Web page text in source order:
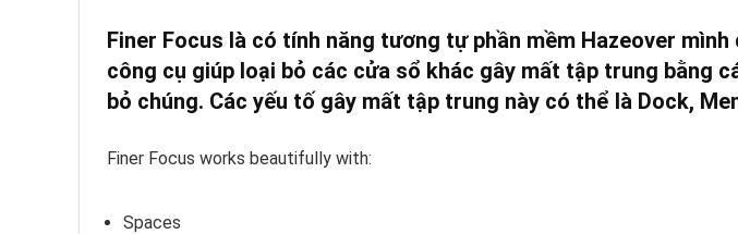
Finer Focus là có tính năng tương tự phần mềm Hazeover
công cụ giúp loại bỏ các cửa sổ khác gây mất tập trung bằng
bỏ chúng. Các yếu tố gây mất tập trung này có thể là Dock,
Finer Focus works beautifully with:
Spaces